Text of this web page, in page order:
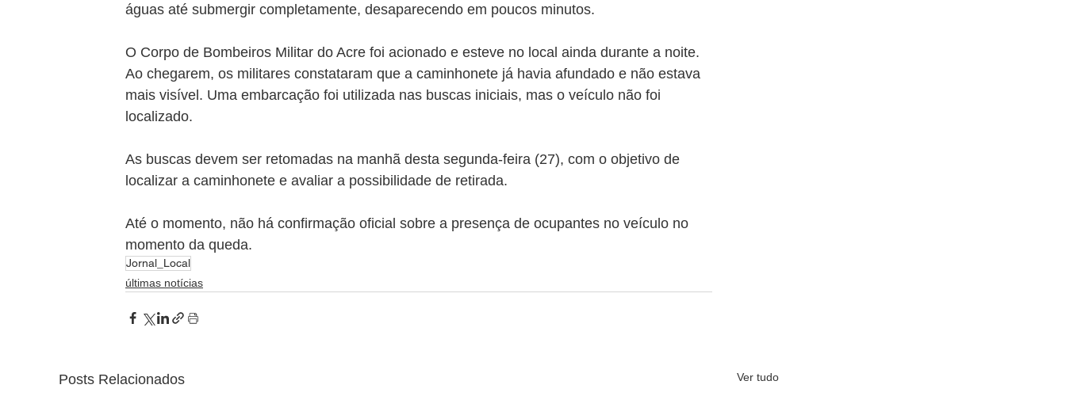
águas até submergir completamente, desaparecendo em poucos minutos.
O Corpo de Bombeiros Militar do Acre foi acionado e esteve no local ainda durante a noite.
Ao chegarem, os militares constataram que a caminhonete já havia afundado e não estava
mais visível. Uma embarcação foi utilizada nas buscas iniciais, mas o veículo não foi
localizado.
As buscas devem ser retomadas na manhã desta segunda-feira (27), com o objetivo de
localizar a caminhonete e avaliar a possibilidade de retirada.
Até o momento, não há confirmação oficial sobre a presença de ocupantes no veículo no
momento da queda.
Jornal_Local
últimas notícias
Posts Relacionados Ver tudo